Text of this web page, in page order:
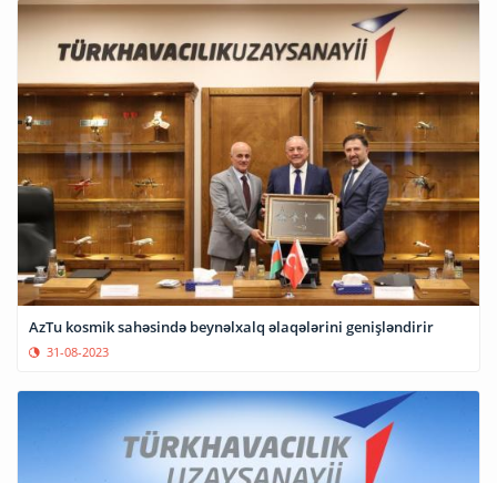
AzTu kosmik sahəsində beynəlxalq əlaqələrini genişləndirir
31-08-2023